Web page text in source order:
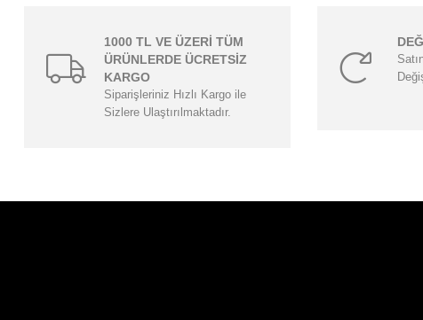
1000 TL VE ÜZERİ TÜM
ÜRÜNLERDE ÜCRETSİZ
KARGO
Siparişleriniz Hızlı Kargo ile
Sizlere Ulaştırılmaktadır.